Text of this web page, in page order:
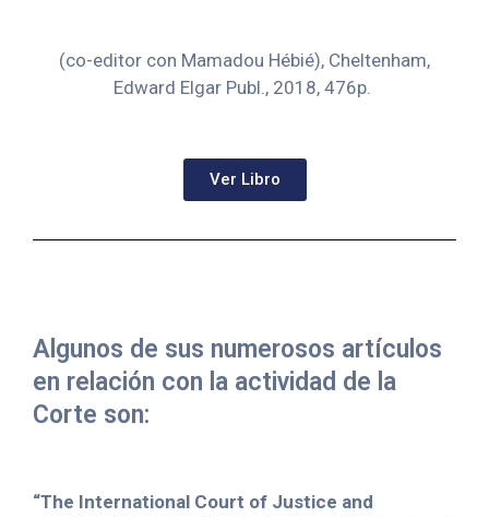
(co-editor con Mamadou Hébié), Cheltenham,
Edward Elgar Publ., 2018, 476p.
Ver Libro
Algunos de sus numerosos artículos
en relación con la actividad de la
Corte son:
“The International Court of Justice and